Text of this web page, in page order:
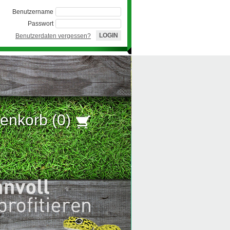
Benutzername
Passwort
Benutzerdaten vergessen?
(0)